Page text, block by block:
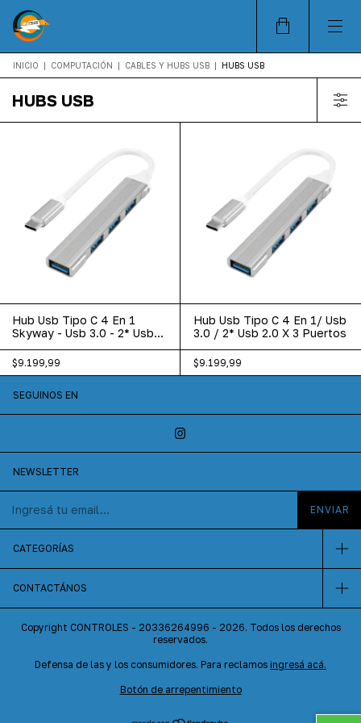
INICIO | COMPUTACIÓN | CABLES Y HUBS USB | HUBS USB
HUBS USB
Hub Usb Tipo C 4 En 1
Skyway - Usb 3.0 - 2* Usb
$9.199,99
Hub Usb Tipo C 4 En 1/ Usb
3.0 / 2* Usb 2.0 X 3 Puertos
$9.199,99
SEGUINOS EN
NEWSLETTER
CATEGORÍAS
CONTACTÁNOS
Copyright CONTROLES - 20336264996 - 2026. Todos los derechos
reservados.
Defensa de las y los consumidores. Para reclamos ingresá acá.
Botón de arrepentimiento